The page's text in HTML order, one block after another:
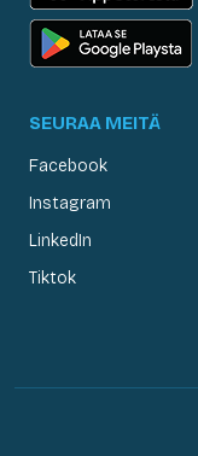
SEURAA MEITÄ
Facebook
Instagram
LinkedIn
Tiktok